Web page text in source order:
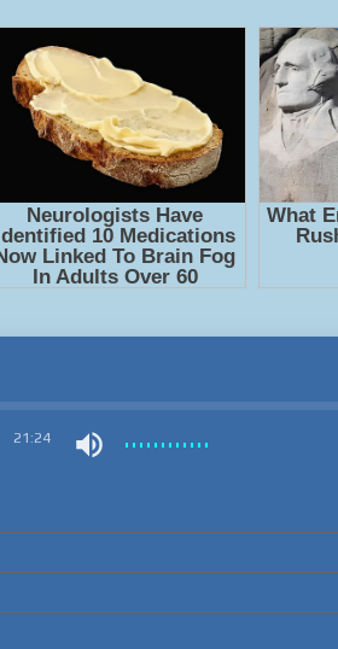
21:24